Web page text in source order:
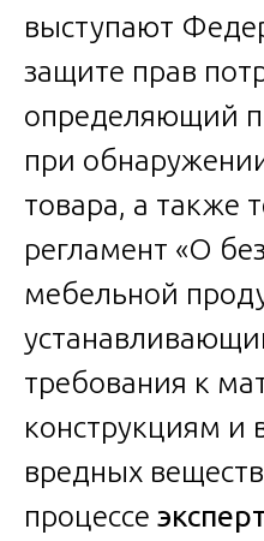
выступают
защите прав
определяющий
при
товара, а также
регламент «О
мебельной
требования к
конструкциям и
вредных
процессе